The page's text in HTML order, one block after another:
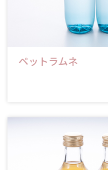
ペットラムネ